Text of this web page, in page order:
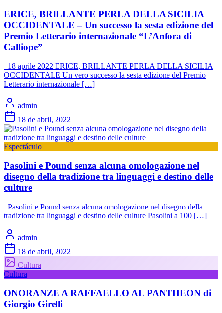
ERICE, BRILLANTE PERLA DELLA SICILIA
OCCIDENTALE – Un successo la sesta edizione del
Premio Letterario internazionale “L’Anfora di
Calliope”
18 aprile 2022 ERICE, BRILLANTE PERLA DELLA SICILIA
OCCIDENTALE Un vero successo la sesta edizione del Premio
Letterario internazionale […]
admin
18 de abril, 2022
Espectáculo
Pasolini e Pound senza alcuna omologazione nel
disegno della tradizione tra linguaggi e destino delle
culture
Pasolini e Pound senza alcuna omologazione nel disegno della
tradizione tra linguaggi e destino delle culture Pasolini a 100 […]
admin
18 de abril, 2022
Cultura
Cultura
ONORANZE A RAFFAELLO AL PANTHEON di
Giorgio Girelli